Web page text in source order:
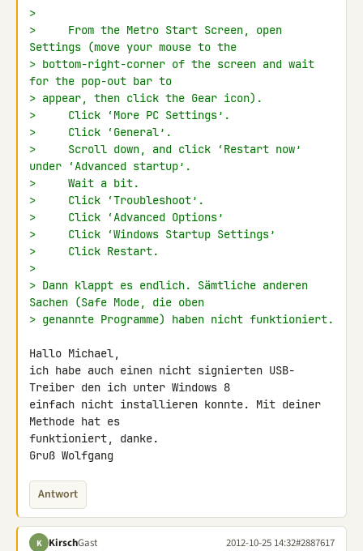
>
>     From the Metro Start Screen, open
Settings (move your mouse to the
> bottom-right-corner of the screen and wait
for the pop-out bar to
> appear, then click the Gear icon).
>     Click ‘More PC Settings’.
>     Click ‘General’.
>     Scroll down, and click ‘Restart now’
under ‘Advanced startup’.
>     Wait a bit.
>     Click ‘Troubleshoot’.
>     Click ‘Advanced Options’
>     Click ‘Windows Startup Settings’
>     Click Restart.
>
> Dann klappt es endlich. Sämtliche anderen
Sachen (Safe Mode, die oben
> genannte Programme) haben nicht funktioniert.
Hallo Michael,
ich habe auch einen nicht signierten USB-
Treiber den ich unter Windows 8
einfach nicht installieren konnte. Mit deiner
Methode hat es
funktioniert, danke.
Gruß Wolfgang
Antwort
K KirschGast 2012-10-25 14:32#2887617